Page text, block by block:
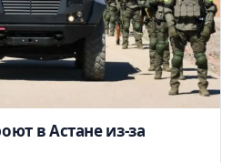
в Астане из-за